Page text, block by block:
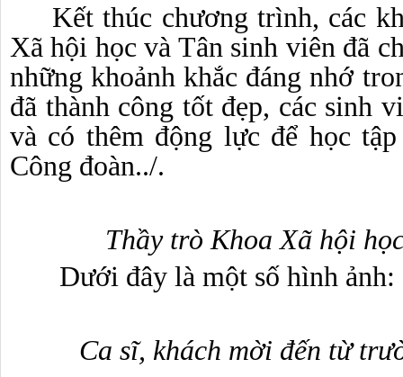
Kết thúc chương trình, các
Xã hội học và Tân sinh viên đã
những khoảnh khắc đáng nhớ
đã thành công tốt đẹp, các sinh
và có thêm động lực để học
Công đoàn../.
Thầy trò Khoa Xã hội
Dưới đây là một số hình ảnh:
Ca sĩ, khách mời đến từ